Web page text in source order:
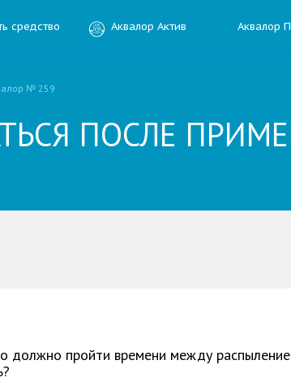
средство Аквалор Актив Аквалор
№ 259
ПОСЛЕ
почта
должно пройти времени между